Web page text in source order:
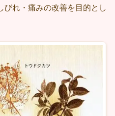
びれ・痛みの改善を目的とし